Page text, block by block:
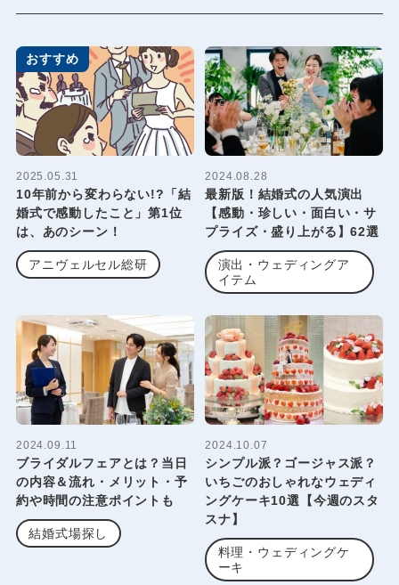
おすすめ
2025.05.31
10年前から変わらない!?「結
婚式で感動したこと」第1位
は、あのシーン！
アニヴェルセル総研
2024.08.28
最新版！結婚式の人気演出
【感動・珍しい・面白い・サ
プライズ・盛り上がる】62選
演出・ウェディングア
イテム
2024.09.11
ブライダルフェアとは？当日
の内容＆流れ・メリット・予
約や時間の注意ポイントも
結婚式場探し
2024.10.07
シンプル派？ゴージャス派？
いちごのおしゃれなウェディ
ングケーキ10選【今週のスタ
スナ】
料理・ウェディングケ
ーキ